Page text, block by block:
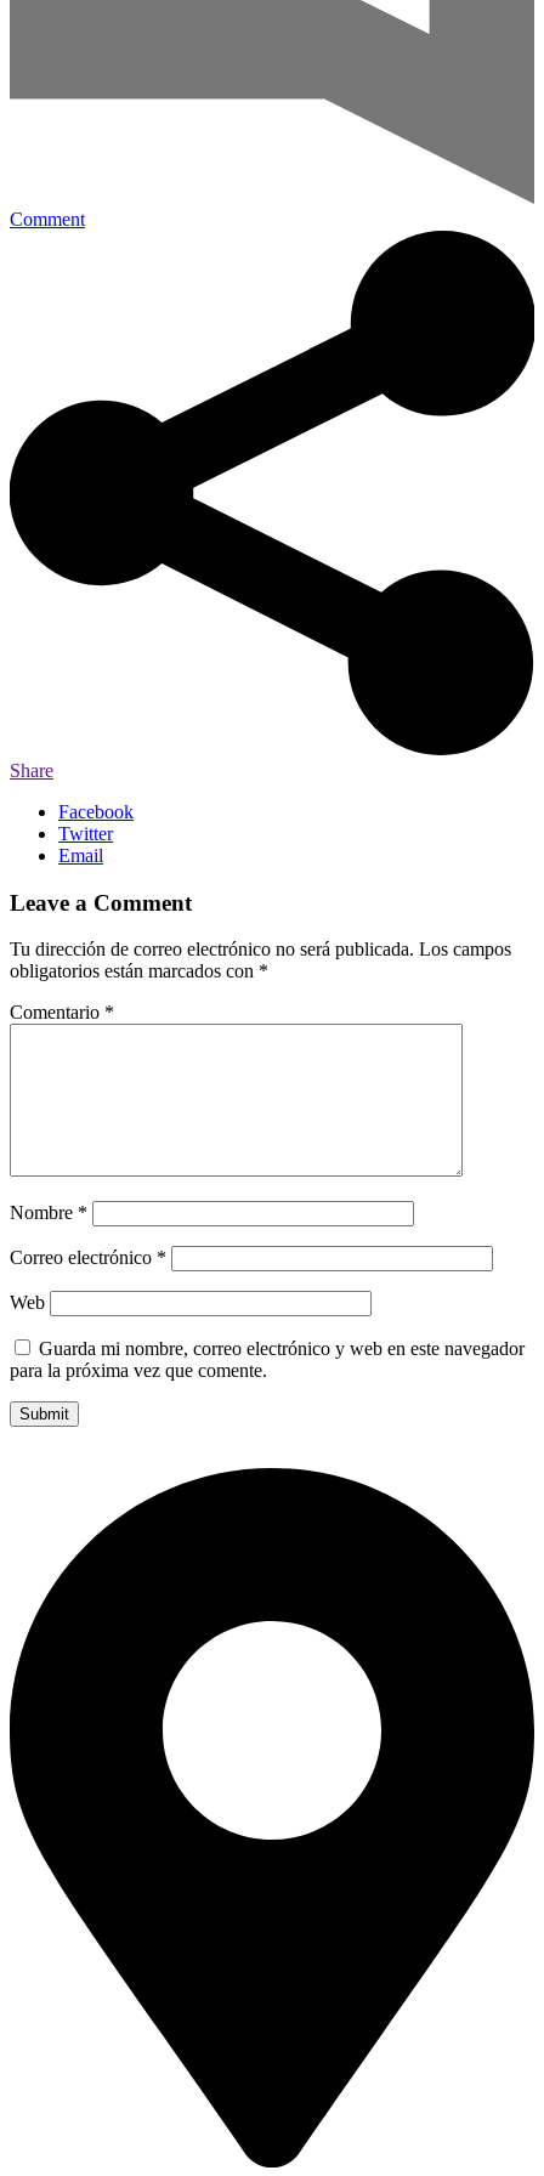
Comment
Share
Facebook
Twitter
Email
Leave a Comment
Tu dirección de correo electrónico no será publicada. Los campos
obligatorios están marcados con *
Comentario *
Nombre *
Correo electrónico *
Web
Guarda mi nombre, correo electrónico y web en este navegador
para la próxima vez que comente.